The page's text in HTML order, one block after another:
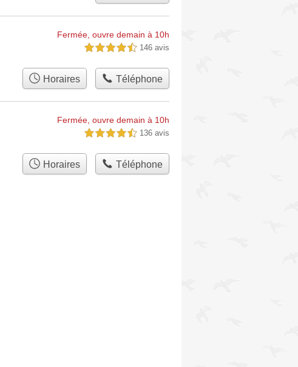
Fermée, ouvre demain à 10h
4,5 étoiles sur 5 146 avis
Horaires Téléphone
Fermée, ouvre demain à 10h
4,5 étoiles sur 5 136 avis
Horaires Téléphone